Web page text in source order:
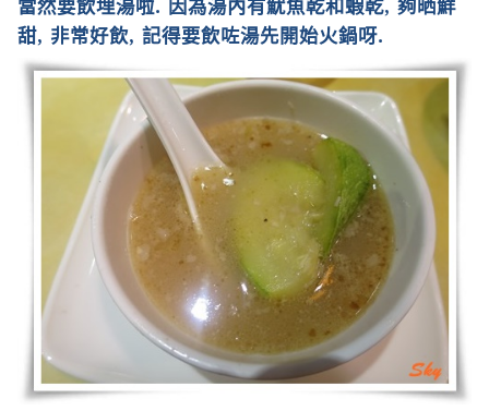
當然要飲埋湯啦. 因為湯內有魷魚乾和蝦乾, 夠晒鮮
甜, 非常好飲, 記得要飲咗湯先開始火鍋呀.